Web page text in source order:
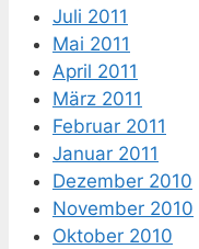
Juli 2011
Mai 2011
April 2011
März 2011
Februar 2011
Januar 2011
Dezember 2010
November 2010
Oktober 2010